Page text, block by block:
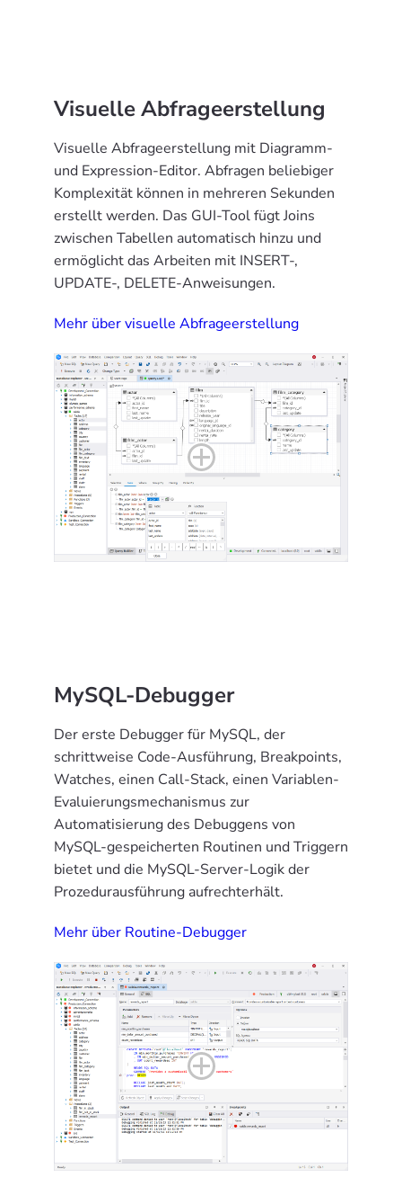
Visuelle Abfrageerstellung
Visuelle Abfrageerstellung mit Diagramm-
und Expression-Editor. Abfragen beliebiger
Komplexität können in mehreren Sekunden
erstellt werden. Das GUI-Tool fügt Joins
zwischen Tabellen automatisch hinzu und
ermöglicht das Arbeiten mit INSERT-,
UPDATE-, DELETE-Anweisungen.
Mehr über visuelle Abfrageerstellung
MySQL-Debugger
Der erste Debugger für MySQL, der
schrittweise Code-Ausführung, Breakpoints,
Watches, einen Call-Stack, einen Variablen-
Evaluierungsmechanismus zur
Automatisierung des Debuggens von
MySQL-gespeicherten Routinen und Triggern
bietet und die MySQL-Server-Logik der
Prozedurausführung aufrechterhält.
Mehr über Routine-Debugger